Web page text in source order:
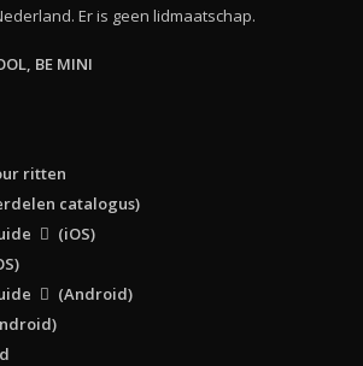
Er is geen lidmaatschap.
BE MINI
ritten
catalogus)
(iOS)
(Android)